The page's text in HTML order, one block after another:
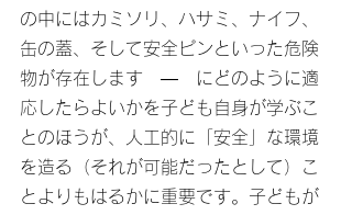
の中にはカミソリ、ハサミ、ナイフ、
缶の蓋、そして安全ピンといった危険
物が存在します　―　にどのように適
応したらよいかを子ども自身が学ぶこ
とのほうが、人工的に「安全」な環境
を造る（それが可能だったとして）こ
とよりもはるかに重要です。子どもが